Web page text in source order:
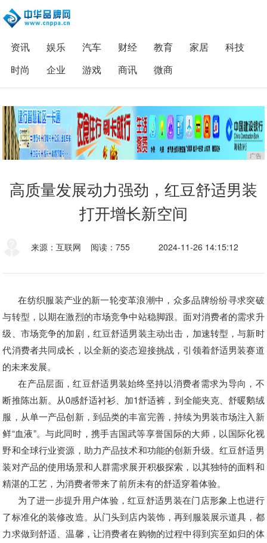
资讯 娱乐 汽车 财经 教育 家居
科技
时尚
企业 游戏 商讯 微商
广告
高质量发展动力强劲，红豆舒适男装
打开增长新空间
来源：互联网 阅读：755 2024-11-26 14:15:12
在纺织服装产业的新一轮变革浪潮中，众多品牌纷纷寻求突破
与转型，以期在激烈的市场竞争中站稳脚跟。面对消费者的需求升
级、市场竞争的加剧，红豆舒适男装主动出击，加速转型，与新时
代消费者共同成长，以全新的姿态迎接挑战，引领着舒适男装赛道
的未来发展。
在产品层面，红豆舒适男装始终坚持以消费者需求为导向，不
断推陈出新。从0感舒适衬衫、加1舒适裤，到全能夹克、舒暖鹅绒
服，从单一产品创新，到品类的丰富完善，持续为男装市场注入新
鲜“血液”。与此同时，携手吉国武等享誉国际的大师，以国际化视
野和全球行业资源，助力产品技术和功能的创新升级。红豆舒适男
装对产品的使用场景和人群需求展开积极探索，以其独特的面料和
精湛的工艺，为消费者带来了前所未有的舒适穿着体验。
为了进一步提升用户体验，红豆舒适男装在门店形象上也进行
了标准化的装修改造。从门头到店内装饰，再到服装展示道具，都
力求做到舒适、温馨，让消费者在购物的过程中得到宾至如归的体